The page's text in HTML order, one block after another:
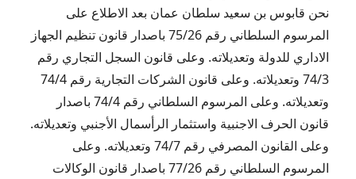
نحن قابوس بن سعيد سلطان عمان بعد الاطلاع على
المرسوم السلطاني رقم 75/26 باصدار قانون تنظيم الجهاز
الاداري للدولة وتعديلاته. وعلى قانون السجل التجاري رقم
74/3 وتعديلاته. وعلى قانون الشركات التجارية رقم 74/4
وتعديلاته. وعلى المرسوم السلطاني رقم 74/4 باصدار
قانون الحرف الاجنبية واستثمار الرأسمال الأجنبي وتعديلاته.
وعلى القانون المصرفي رقم 74/7 وتعديلاته. وعلى
المرسوم السلطاني رقم 77/26 باصدار قانون الوكالات